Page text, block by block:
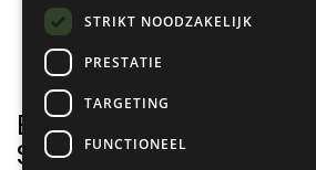
BENZINEPOMP
SCAPI
STRIKT NOODZAKELIJK
PRESTATIE
TARGETING
FUNCTIONEEL